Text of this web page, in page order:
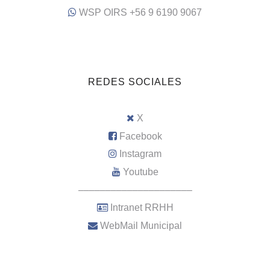
WSP OIRS +56 9 6190 9067
REDES SOCIALES
X
Facebook
Instagram
Youtube
–––––––––––––––––––––
Intranet RRHH
WebMail Municipal